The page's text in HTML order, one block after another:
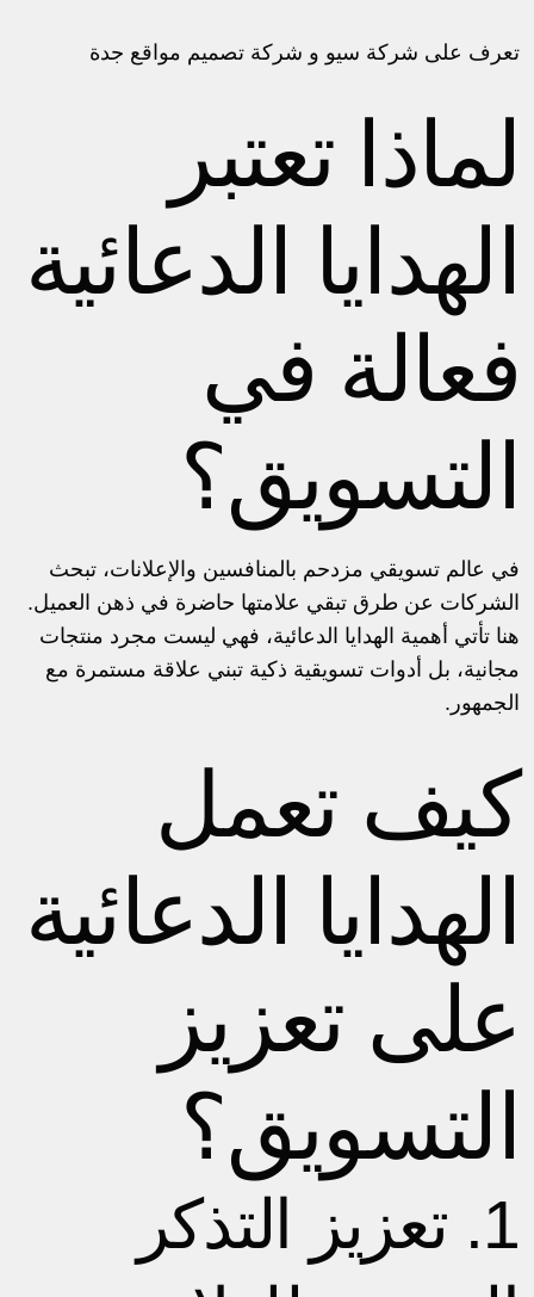
تعرف على شركة سيو و شركة تصميم مواقع جدة
لماذا تعتبر
الهدايا الدعائية
فعالة في
التسويق؟
في عالم تسويقي مزدحم بالمنافسين والإعلانات، تبحث
الشركات عن طرق تبقي علامتها حاضرة في ذهن العميل.
هنا تأتي أهمية الهدايا الدعائية، فهي ليست مجرد منتجات
مجانية، بل أدوات تسويقية ذكية تبني علاقة مستمرة مع
الجمهور.
كيف تعمل
الهدايا الدعائية
على تعزيز
التسويق؟
1. تعزيز التذكر